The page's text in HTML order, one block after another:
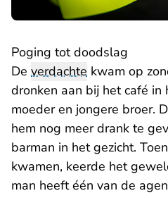
Poging tot doodslag
De verdachte kwam op
dronken aan bij het café in
moeder en jongere broer.
hem nog meer drank te
barman in het gezicht.
kwamen, keerde het
man heeft één van de